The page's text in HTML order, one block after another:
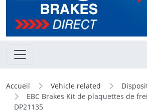
Accueil Vehicle related
EBC Brakes Kit de plaquettes de
DP21135